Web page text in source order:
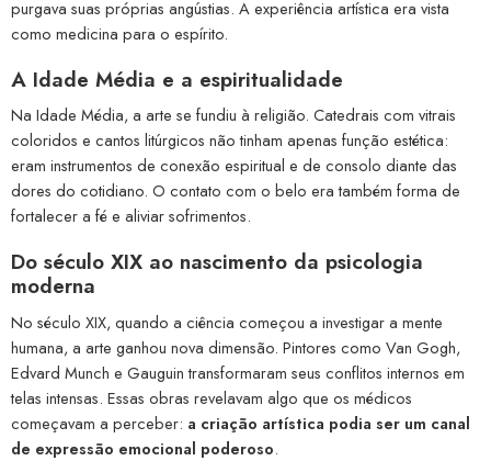
purgava suas próprias angústias. A experiência artística era vista
como medicina para o espírito.
A Idade Média e a espiritualidade
Na Idade Média, a arte se fundiu à religião. Catedrais com vitrais
coloridos e cantos litúrgicos não tinham apenas função estética:
eram instrumentos de conexão espiritual e de consolo diante das
dores do cotidiano. O contato com o belo era também forma de
fortalecer a fé e aliviar sofrimentos.
Do século XIX ao nascimento da psicologia
moderna
No século XIX, quando a ciência começou a investigar a mente
humana, a arte ganhou nova dimensão. Pintores como Van Gogh,
Edvard Munch e Gauguin transformaram seus conflitos internos em
telas intensas. Essas obras revelavam algo que os médicos
começavam a perceber: a criação artística podia ser um canal
de expressão emocional poderoso.